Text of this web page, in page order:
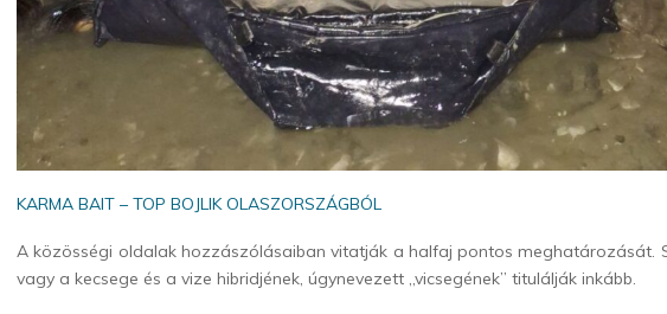
KARMA BAIT – TOP BOJLIK OLASZORSZÁGBÓL
A közösségi oldalak hozzászólásaiban vitatják a halfaj pontos meghatározását.
vagy a kecsege és a vize hibridjének, úgynevezett „vicsegének” titulálják inkább.